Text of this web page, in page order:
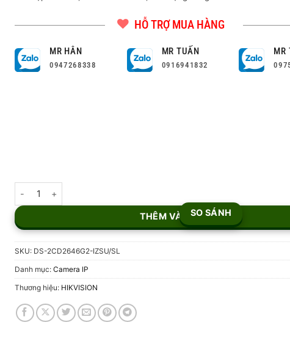
HỖ TRỢ MUA HÀNG
MR HÂN
0947268338
MR TUẤN
0916941832
MR
Camera IP 4MP Hikvision DS-2CD2646G2-IZSU/SL số lượng
THÊM VÀO GIỎSO SÁNH
SKU: DS-2CD2646G2-IZSU/SL
Danh mục:Camera IP
Thương hiệu: HIKVISION